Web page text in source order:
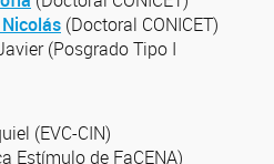
(Doctoral CONICET)
(Posgrado Tipo I
(EVC-CIN)
Estímulo de FaCENA)